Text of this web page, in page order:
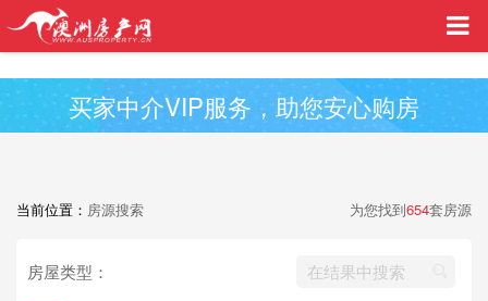
买家中介VIP服务，助您安心购房
当前位置： 房源搜索 为您找到654套房源
房屋类型：